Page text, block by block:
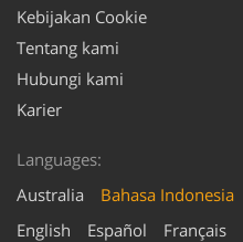
Kebijakan Cookie
Tentang kami
Hubungi kami
Karier
Languages:
Australia
Bahasa Indonesia
English
Español Français